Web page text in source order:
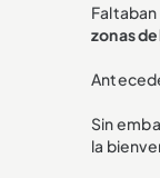
zonas
Sin
la